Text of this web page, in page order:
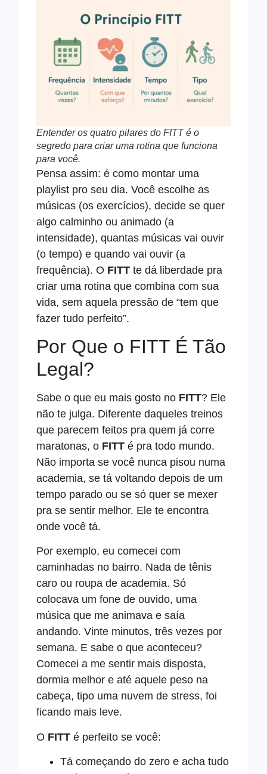
Entender os quatro pilares do FITT é o
segredo para criar uma rotina que funciona
para você.
Pensa assim: é como montar uma
playlist pro seu dia. Você escolhe as
músicas (os exercícios), decide se quer
algo calminho ou animado (a
intensidade), quantas músicas vai ouvir
(o tempo) e quando vai ouvir (a
frequência). O FITT te dá liberdade pra
criar uma rotina que combina com sua
vida, sem aquela pressão de “tem que
fazer tudo perfeito”.
Por Que o FITT É Tão
Legal?
Sabe o que eu mais gosto no FITT? Ele
não te julga. Diferente daqueles treinos
que parecem feitos pra quem já corre
maratonas, o FITT é pra todo mundo.
Não importa se você nunca pisou numa
academia, se tá voltando depois de um
tempo parado ou se só quer se mexer
pra se sentir melhor. Ele te encontra
onde você tá.
Por exemplo, eu comecei com
caminhadas no bairro. Nada de tênis
caro ou roupa de academia. Só
colocava um fone de ouvido, uma
música que me animava e saía
andando. Vinte minutos, três vezes por
semana. E sabe o que aconteceu?
Comecei a me sentir mais disposta,
dormia melhor e até aquele peso na
cabeça, tipo uma nuvem de stress, foi
ficando mais leve.
O FITT é perfeito se você:
Tá começando do zero e acha tudo